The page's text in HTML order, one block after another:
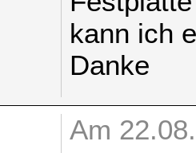
kann ich
Danke
Am